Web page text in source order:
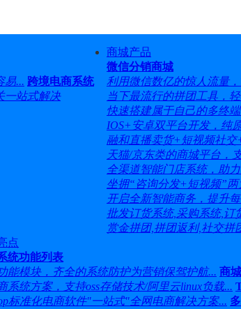
易... 跨境电商系统
一站式解决
商城产品
微信分销商城
利用微信数亿的惊人流量
当下最流行的拼团工具，
快速搭建属于自己的多终
IOS+安卓双平台开发，纯
融和直播卖货+短视频社交
天猫/京东类的商城平台，
全渠道智能门店系统，助
坐拥“咨询分发+短视频”两
开启全新智能商务，提升
批发订货系统,采购系统,订
赏金拼团,拼团返利,社交拼
点
统功能列表
能模块，齐全的系统防护为营销保驾护航... 商
系统方案，支持oss存储技术/阿里云linux负载...
标准化电商软件"一站式"全网电商解决方案...